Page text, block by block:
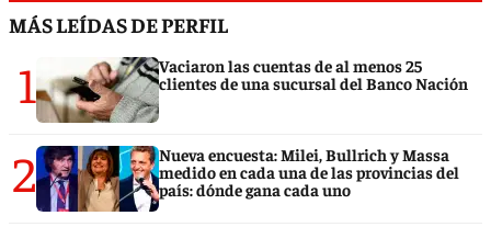
MÁS LEÍDAS DE PERFIL
1
Vaciaron las cuentas de al menos 25
clientes de una sucursal del Banco Nación
2
Nueva encuesta: Milei, Bullrich y Massa
medido en cada una de las provincias del
país: dónde gana cada uno